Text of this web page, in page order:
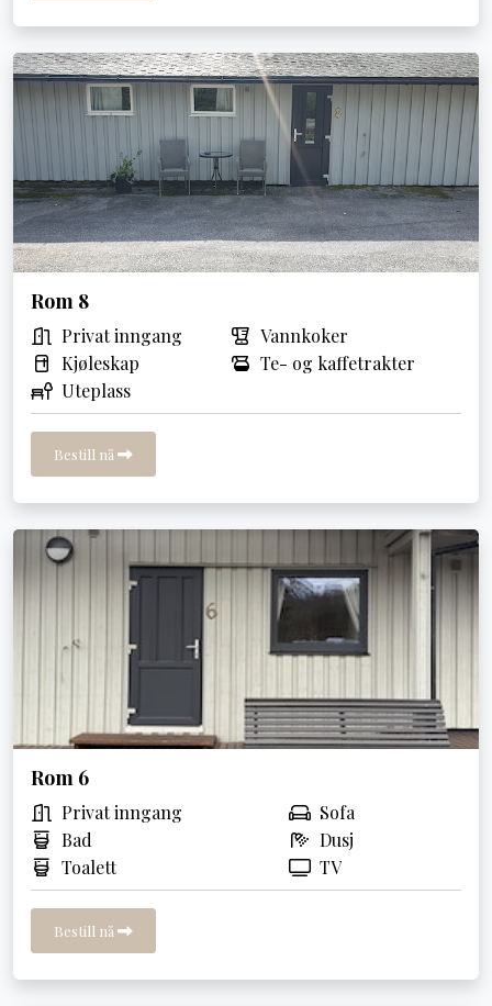
Rom 8
Privat inngang
Vannkoker
Kjøleskap
Te- og kaffetrakter
Uteplass
Bestill nå
Rom 6
Privat inngang
Sofa
Bad
Dusj
Toalett
TV
Bestill nå